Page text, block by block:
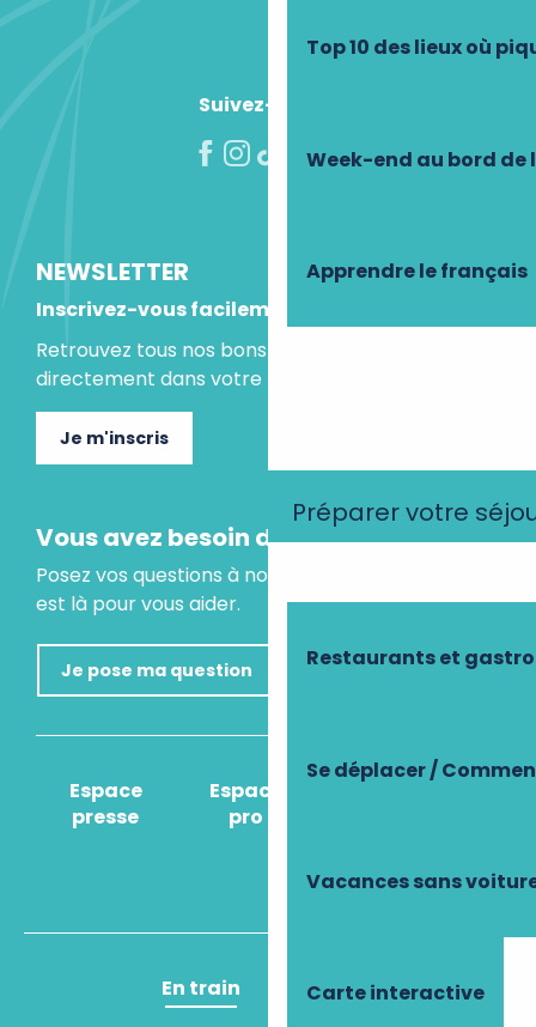
Top 10 des lieux où
Week-end au bord de
Apprendre le français
Préparer votre
Restaurants et
Se déplacer /
Vacances sans
Carte interactive
Suivez-nous !
NEWSLETTER
Inscrivez-vous facilement
Retrouvez tous nos bons plans et idées séjours
directement dans votre boite mail.
Je m'inscris
Vous avez besoin d'un conseil ?
Posez vos questions à notre assistant virtuel, il
est là pour vous aider.
Je pose ma question
Espace
presse
Espace
pro
Comment venir
En train En avion